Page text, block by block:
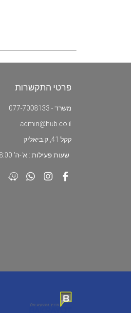
פרטי התקשרות
משרד - 077-7008133
admin@hub.co.il
קקל 41, ק.ביאליק
שעות פעילות : א'-ה' 8:00 - 19:00